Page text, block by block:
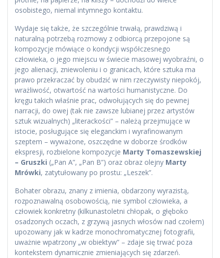
osobistego, niemal intymnego kontaktu.
Wydaje się także, że szczególnie trwałą, prawdziwą i
naturalną potrzebą rozmowy z odbiorcą przepojone są
kompozycje mówiące o kondycji współczesnego
człowieka, o jego miejscu w świecie masowej wyobraźni, o
jego alienacji, zniewoleniu i o granicach, które sztuka ma
prawo przekraczać by obudzić w nim rzeczywisty niepokój,
wrażliwość, otwartość na wartości humanistyczne. Do
kręgu takich właśnie prac, odwołujących się do pewnej
narracji, do owej (tak nie zawsze lubianej przez artystów
sztuk wizualnych) „literackości” – należą przejmujące w
istocie, posługujące się eleganckim i wyrafinowanym
szeptem – wyważone, oszczędne w doborze środków
ekspresji, rozbielone kompozycje Marty Tomaszewskiej
– Gruszki („Pan A”, „Pan B”) oraz obraz olejny Marty
Mrówki, zatytułowany po prostu: „Leszek”.
Bohater obrazu, znany z imienia, obdarzony wyrazistą,
rozpoznawalną osobowością, nie symbol człowieka, a
człowiek konkretny (kilkunastoletni chłopak, o głęboko
osadzonych oczach, z grzywą jasnych włosów nad czołem)
upozowany jak w kadrze monochromatycznej fotografii,
uważnie wpatrzony „w obiektyw” – zdaje się trwać poza
kontekstem dynamicznie zmieniających się zdarzeń.